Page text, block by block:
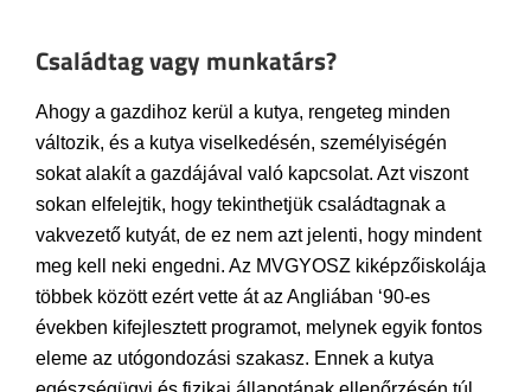
Családtag vagy munkatárs?
Ahogy a gazdihoz kerül a kutya, rengeteg minden
változik, és a kutya viselkedésén, személyiségén
sokat alakít a gazdájával való kapcsolat. Azt viszont
sokan elfelejtik, hogy tekinthetjük családtagnak a
vakvezető kutyát, de ez nem azt jelenti, hogy mindent
meg kell neki engedni. Az MVGYOSZ kiképzőiskolája
többek között ezért vette át az Angliában ‘90-es
években kifejlesztett programot, melynek egyik fontos
eleme az utógondozási szakasz. Ennek a kutya